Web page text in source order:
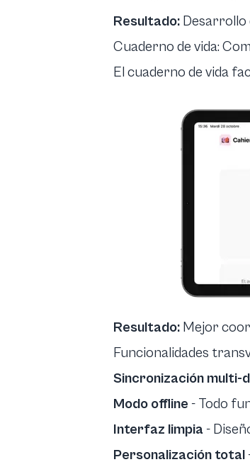
Resultado: Desarrollo
Cuaderno de vida:
El cuaderno de vida
Resultado: Mejor
Funcionalidades
Sincronización multi-
Modo offline - Todo
Interfaz limpia -
Personalización total